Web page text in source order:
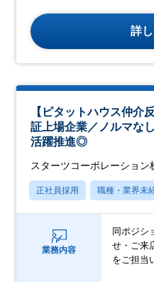
詳
【ピタットハウス仲介
証上場企業／ノルマな
活躍推進◎
スターツコーポレーション
正社員採用 職種・業界未
業務内容
同ポジシ
せ・ご来
をご担当